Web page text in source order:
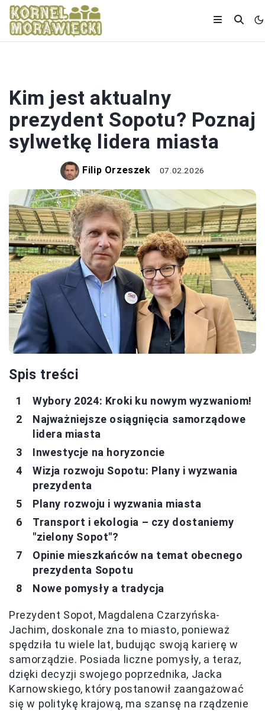
Kim jest aktualny
prezydent Sopotu? Poznaj
sylwetkę lidera miasta
Filip Orzeszek 07.02.2026
Spis treści
Wybory 2024: Kroki ku nowym wyzwaniom!
Najważniejsze osiągnięcia samorządowe
lidera miasta
Inwestycje na horyzoncie
Wizja rozwoju Sopotu: Plany i wyzwania
prezydenta
Plany rozwoju i wyzwania miasta
Transport i ekologia – czy dostaniemy
"zielony Sopot"?
Opinie mieszkańców na temat obecnego
prezydenta Sopotu
Nowe pomysły a tradycja
Prezydent Sopot, Magdalena Czarzyńska-
Jachim, doskonale zna to miasto, ponieważ
spędziła tu wiele lat, budując swoją karierę w
samorządzie. Posiada liczne pomysły, a teraz,
dzięki decyzji swojego poprzednika, Jacka
Karnowskiego, który postanowił zaangażować
się w politykę krajową, ma szansę na rządzenie